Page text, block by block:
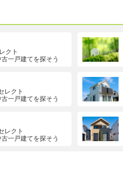
クト
一戸建てを探そう
レクト
一戸建てを探そう
レクト
一戸建てを探そう